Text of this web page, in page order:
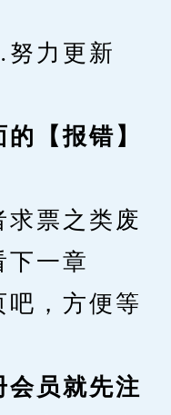
力更新
【报错】
票之类废
下一章
，方便等
员就先注